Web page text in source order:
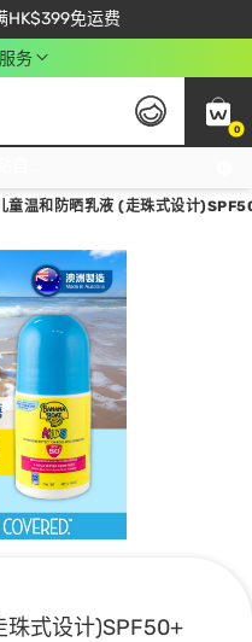
HK$399免运费
尽享独家优惠
入 NEWAPP 即减$50
务
0
童温和防晒乳液 (走珠式设计
珠式设计)SPF50+